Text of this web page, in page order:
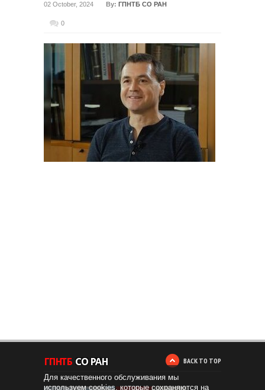
02 October, 2024 By: ГПНТБ СО РАН
0
BACK TO TOP
Для качественного обслуживания мы
используем cookies, которые сохраняются на